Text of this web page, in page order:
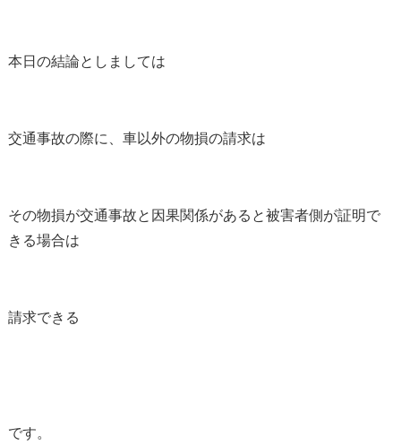
本日の結論としましては
交通事故の際に、車以外の物損の請求は
その物損が交通事故と因果関係があると被害者側が証明で
きる場合は
請求できる
です。